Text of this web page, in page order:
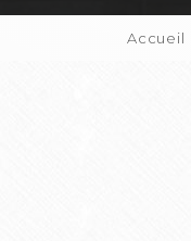
Accueil